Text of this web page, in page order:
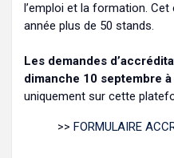
l’emploi et la formation.
année plus de 50 stands.
Les demandes
dimanche 10 septembre
uniquement sur cette
>> FORMULAIRE